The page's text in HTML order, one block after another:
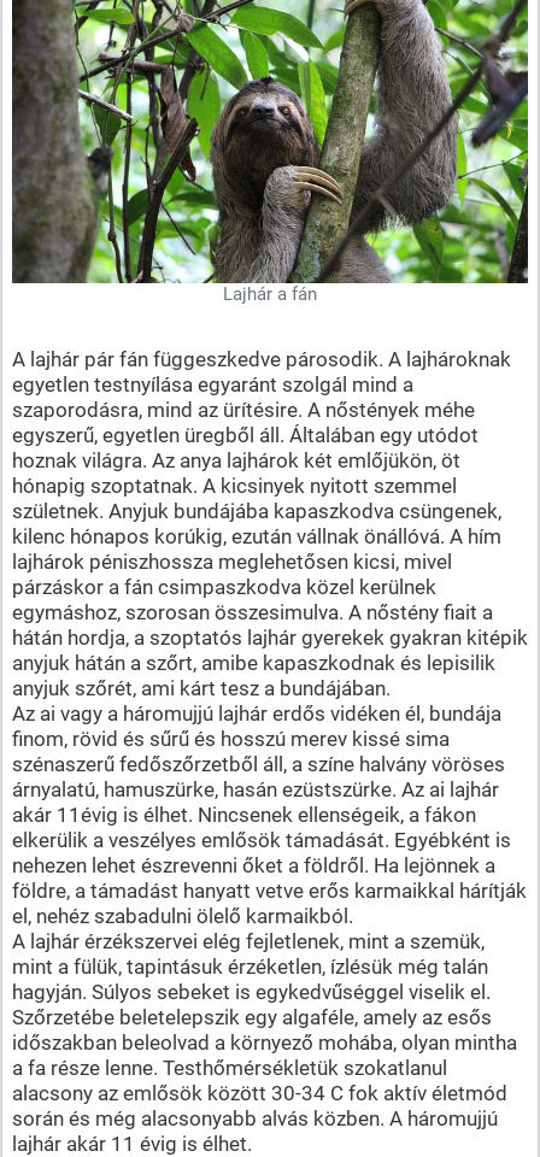
Lajhár a fán
A lajhár pár fán függeszkedve párosodik. A lajhároknak
egyetlen testnyílása egyaránt szolgál mind a
szaporodásra, mind az ürítésire. A nőstények méhe
egyszerű, egyetlen üregből áll. Általában egy utódot
hoznak világra. Az anya lajhárok két emlőjükön, öt
hónapig szoptatnak. A kicsinyek nyitott szemmel
születnek. Anyjuk bundájába kapaszkodva csüngenek,
kilenc hónapos korúkig, ezután vállnak önállóvá. A hím
lajhárok péniszhossza meglehetősen kicsi, mivel
párzáskor a fán csimpaszkodva közel kerülnek
egymáshoz, szorosan összesimulva. A nőstény fiait a
hátán hordja, a szoptatós lajhár gyerekek gyakran kitépik
anyjuk hátán a szőrt, amibe kapaszkodnak és lepisilik
anyjuk szőrét, ami kárt tesz a bundájában.
Az ai vagy a háromujjú lajhár erdős vidéken él, bundája
finom, rövid és sűrű és hosszú merev kissé sima
szénaszerű fedőszőrzetből áll, a színe halvány vöröses
árnyalatú, hamuszürke, hasán ezüstszürke. Az ai lajhár
akár 11évig is élhet. Nincsenek ellenségeik, a fákon
elkerülik a veszélyes emlősök támadását. Egyébként is
nehezen lehet észrevenni őket a földről. Ha lejönnek a
földre, a támadást hanyatt vetve erős karmaikkal hárítják
el, nehéz szabadulni ölelő karmaikból.
A lajhár érzékszervei elég fejletlenek, mint a szemük,
mint a fülük, tapintásuk érzéketlen, ízlésük még talán
hagyján. Súlyos sebeket is egykedvűséggel viselik el.
Szőrzetébe beletelepszik egy algaféle, amely az esős
időszakban beleolvad a környező mohába, olyan mintha
a fa része lenne. Testhőmérsékletük szokatlanul
alacsony az emlősök között 30-34 C fok aktív életmód
során és még alacsonyabb alvás közben. A háromujjú
lajhár akár 11 évig is élhet.